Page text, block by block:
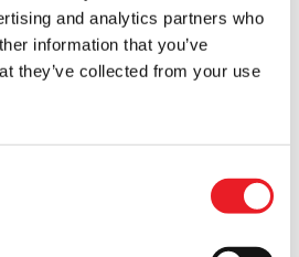
and analytics partners who
information that you’ve
they’ve collected from your use
Facial en Silicone Barlow Blue Bat